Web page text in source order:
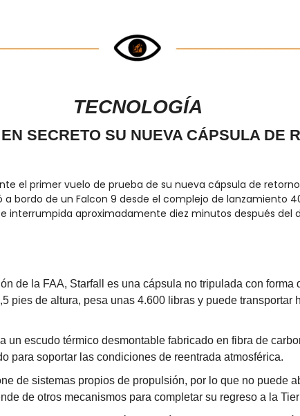
TECNOLOGÍA
SECRETO SU NUEVA CÁPSULA DE
el primer vuelo de prueba de su nueva cápsula de
a bordo de un Falcon 9 desde el complejo de lanzamiento
interrumpida aproximadamente diez minutos después del
de la FAA, Starfall es una cápsula no tripulada con forma
pies de altura, pesa unas 4.600 libras y puede transportar
un escudo térmico desmontable fabricado en fibra de
para soportar las condiciones de reentrada atmosférica.
de sistemas propios de propulsión, por lo que no puede
de otros mecanismos para completar su regreso a la